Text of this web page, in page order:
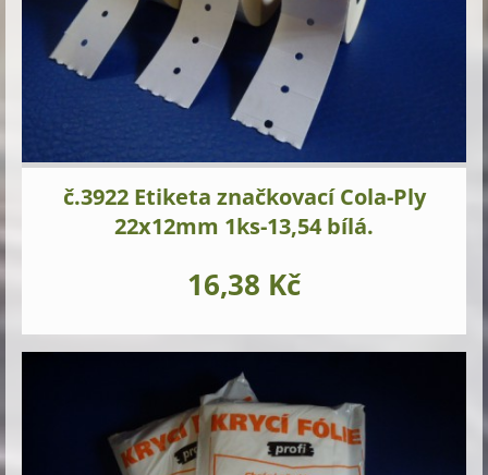
č.3922 Etiketa značkovací Cola-Ply
22x12mm 1ks-13,54 bílá.
16,38 Kč